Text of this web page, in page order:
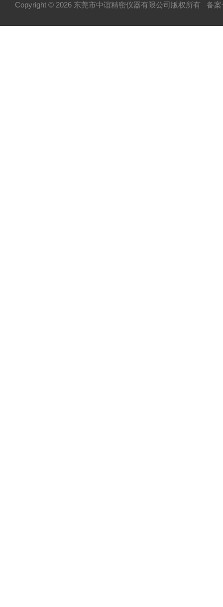
Copyright © 2026 东莞市中谊精密仪器有限公司版权所有 备案